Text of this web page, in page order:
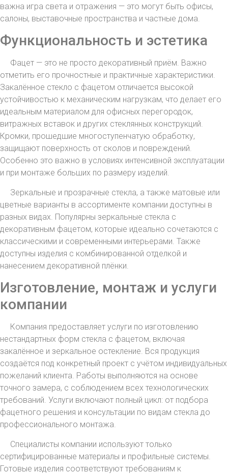
важна игра света и отражения — это могут быть офисы,
салоны, выставочные пространства и частные дома.
Функциональность и эстетика
Фацет — это не просто декоративный приём. Важно
отметить его прочностные и практичные характеристики.
Закалённое стекло с фацетом отличается высокой
устойчивостью к механическим нагрузкам, что делает его
идеальным материалом для офисных перегородок,
витражных вставок и других стеклянных конструкций.
Кромки, прошедшие многоступенчатую обработку,
защищают поверхность от сколов и повреждений.
Особенно это важно в условиях интенсивной эксплуатации
и при монтаже больших по размеру изделий.
Зеркальные и прозрачные стекла, а также матовые или
цветные варианты в ассортименте компании доступны в
разных видах. Популярны зеркальные стекла с
декоративным фацетом, которые идеально сочетаются с
классическими и современными интерьерами. Также
доступны изделия с комбинированной отделкой и
нанесением декоративной плёнки.
Изготовление, монтаж и услуги
компании
Компания предоставляет услуги по изготовлению
нестандартных форм стекла с фацетом, включая
закалённое и зеркальное остекление. Вся продукция
создаётся под конкретный проект с учётом индивидуальных
пожеланий клиента. Работы выполняются на основе
точного замера, с соблюдением всех технологических
требований. Услуги включают полный цикл: от подбора
фацетного решения и консультации по видам стекла до
профессионального монтажа.
Специалисты компании используют только
сертифицированные материалы и профильные системы.
Готовые изделия соответствуют требованиям к